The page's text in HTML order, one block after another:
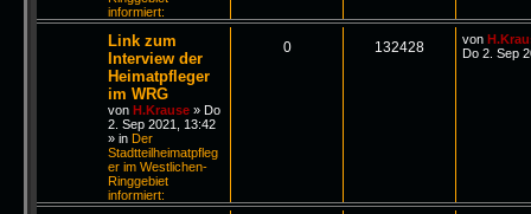
informiert:
Link zum
Interview der
Heimatpfleger
im WRG
von H.Krause » Do
2. Sep 2021, 13:42
» in Der
Stadtteilheimatpfleg
er im Westlichen-
Ringgebiet
informiert:
0 132428 von
Do 2. Sep